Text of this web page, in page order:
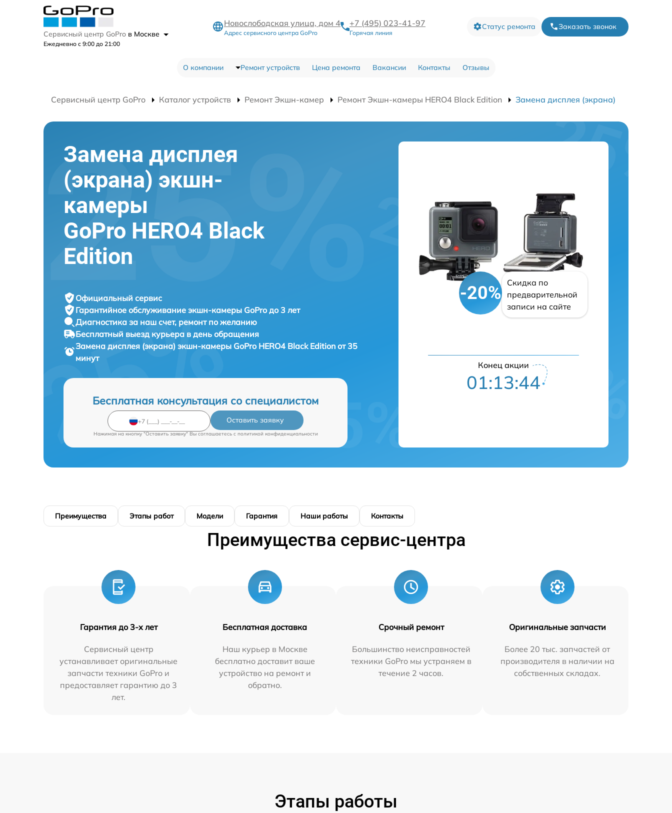
Сервисный центр GoPro в Москве
Ежедневно с 9:00 до 21:00
Новослободская улица, дом 4
Адрес сервисного центра GoPro
+7 (495) 023-41-97
Горячая линия
Статус ремонта Заказать звонок
О компании Ремонт устройств Цена ремонта Вакансии Контакты Отзывы
Сервисный центр GoPro Каталог устройств Ремонт Экшн-камер Ремонт Экшн-камеры HERO4 Black Edition Замена дисплея (экрана)
Замена дисплея
(экрана) экшн-
камеры
GoPro HERO4 Black
Edition
Официальный сервис
Гарантийное обслуживание экшн-камеры GoPro до 3 лет
Диагностика за наш счет, ремонт по желанию
Бесплатный выезд курьера в день обращения
Замена дисплея (экрана) экшн-камеры GoPro HERO4 Black Edition от 35
минут
Бесплатная консультация со специалистом
Оставить заявку
Нажимая на кнопку "Оставить заявку" Вы соглашаетесь c политикой конфиденциальности
-20%
Скидка по
предварительной
записи на сайте
Конец акции
01:13:43
Преимущества Этапы работ Модели Гарантия Наши работы Контакты
Преимущества сервис-центра
Гарантия до 3-х лет
Сервисный центр
устанавливает оригинальные
запчасти техники GoPro и
предоставляет гарантию до 3
лет.
Бесплатная доставка
Наш курьер в Москве
бесплатно доставит ваше
устройство на ремонт и
обратно.
Срочный ремонт
Большинство неисправностей
техники GoPro мы устраняем в
течение 2 часов.
Оригинальные запчасти
Более 20 тыс. запчастей от
производителя в наличии на
собственных складах.
Этапы работы